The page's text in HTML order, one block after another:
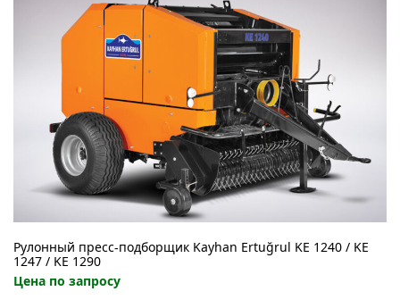
Рулонный пресс-подборщик Kayhan Ertuğrul KE 1240 / KE
1247 / KE 1290
Цена по запросу